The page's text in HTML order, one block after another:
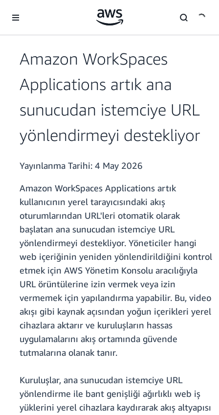
Amazon WorkSpaces
Applications artık ana
sunucudan istemciye URL
yönlendirmeyi destekliyor
Yayınlanma Tarihi: 4 May 2026
Amazon WorkSpaces Applications artık
kullanıcının yerel tarayıcısındaki akış
oturumlarından URL'leri otomatik olarak
başlatan ana sunucudan istemciye URL
yönlendirmeyi destekliyor. Yöneticiler hangi
web içeriğinin yeniden yönlendirildiğini kontrol
etmek için AWS Yönetim Konsolu aracılığıyla
URL örüntülerine izin vermek veya izin
vermemek için yapılandırma yapabilir. Bu, video
akışı gibi kaynak açısından yoğun içerikleri yerel
cihazlara aktarır ve kuruluşların hassas
uygulamalarını akış ortamında güvende
tutmalarına olanak tanır.
Kuruluşlar, ana sunucudan istemciye URL
yönlendirme ile bant genişliği ağırlıklı web iş
yüklerini yerel cihazlara kaydırarak akış altyapısı